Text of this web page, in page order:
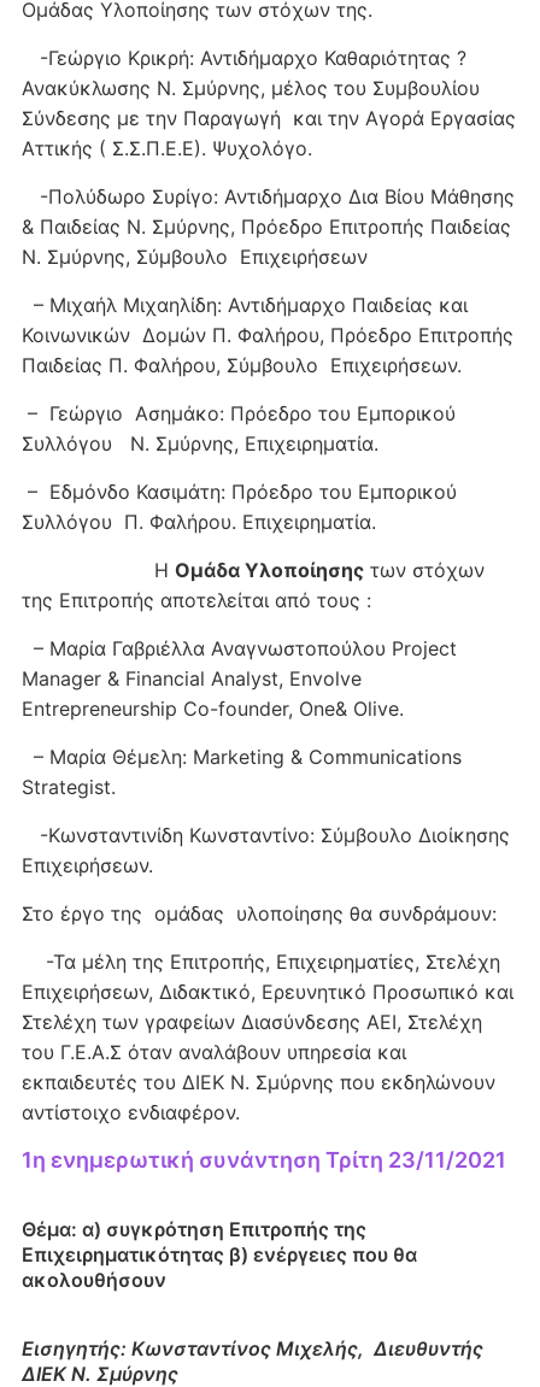
Ομάδας Υλοποίησης των στόχων της.
-Γεώργιο Κρικρή: Αντιδήμαρχο Καθαριότητας ?
Ανακύκλωσης Ν. Σμύρνης, μέλος του Συμβουλίου
Σύνδεσης με την Παραγωγή και την Αγορά Εργασίας
Αττικής ( Σ.Σ.Π.Ε.Ε). Ψυχολόγο.
-Πολύδωρο Συρίγο: Αντιδήμαρχο Δια Βίου Μάθησης
& Παιδείας Ν. Σμύρνης, Πρόεδρο Επιτροπής Παιδείας
Ν. Σμύρνης, Σύμβουλο Επιχειρήσεων
– Μιχαήλ Μιχαηλίδη: Αντιδήμαρχο Παιδείας και
Κοινωνικών Δομών Π. Φαλήρου, Πρόεδρο Επιτροπής
Παιδείας Π. Φαλήρου, Σύμβουλο Επιχειρήσεων.
– Γεώργιο Ασημάκο: Πρόεδρο του Εμπορικού
Συλλόγου Ν. Σμύρνης, Επιχειρηματία.
– Εδμόνδο Κασιμάτη: Πρόεδρο του Εμπορικού
Συλλόγου Π. Φαλήρου. Επιχειρηματία.
Η Ομάδα Υλοποίησηςτων στόχων
της Επιτροπής αποτελείται από τους :
– Μαρία Γαβριέλλα Αναγνωστοπούλου Project
Manager & Financial Analyst, Envolve
Entrepreneurship Co-founder, One& Olive.
– Μαρία Θέμελη: Marketing & Communications
Strategist.
-Κωνσταντινίδη Κωνσταντίνο: Σύμβουλο Διοίκησης
Επιχειρήσεων.
Στο έργο της ομάδας υλοποίησης θα συνδράμουν:
-Τα μέλη της Επιτροπής, Επιχειρηματίες, Στελέχη
Επιχειρήσεων, Διδακτικό, Ερευνητικό Προσωπικό και
Στελέχη των γραφείων Διασύνδεσης ΑΕΙ, Στελέχη
του Γ.Ε.Α.Σ όταν αναλάβουν υπηρεσία και
εκπαιδευτές του ΔΙΕΚ Ν. Σμύρνης που εκδηλώνουν
αντίστοιχο ενδιαφέρον.
1η ενημερωτική συνάντηση Τρίτη 23/11/2021
Θέμα: α) συγκρότηση Επιτροπής της
Επιχειρηματικότητας β) ενέργειες που θα
ακολουθήσουν
Εισηγητής: Κωνσταντίνος Μιχελής, Διευθυντής
ΔΙΕΚ Ν. Σμύρνης